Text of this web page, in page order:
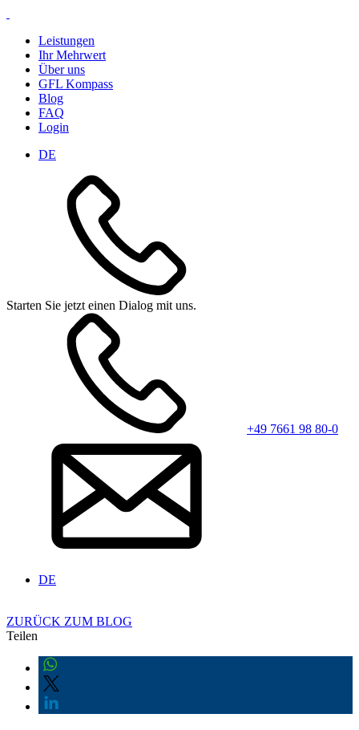
Leistungen
Ihr Mehrwert
Über uns
GFL Kompass
Blog
FAQ
Login
DE
Starten Sie jetzt einen Dialog mit uns.
+49 7661 98 80-0
DE
ZURÜCK ZUM BLOG
Teilen